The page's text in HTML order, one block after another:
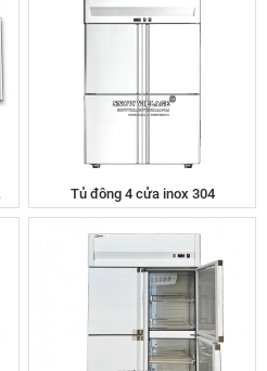
Tủ đông 4 cửa inox 304